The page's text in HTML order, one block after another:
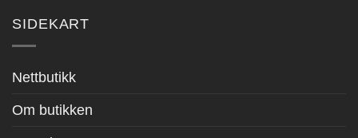
SIDEKART
Nettbutikk
Om butikken